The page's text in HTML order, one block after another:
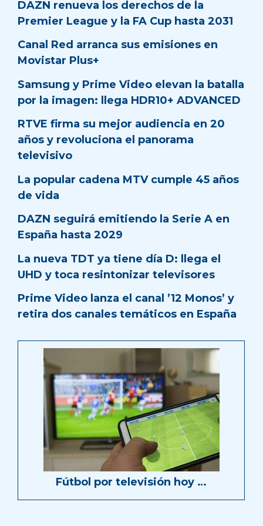
DAZN renueva los derechos de la
Premier League y la FA Cup hasta 2031
Canal Red arranca sus emisiones en
Movistar Plus+
Samsung y Prime Video elevan la batalla
por la imagen: llega HDR10+ ADVANCED
RTVE firma su mejor audiencia en 20
años y revoluciona el panorama
televisivo
La popular cadena MTV cumple 45 años
de vida
DAZN seguirá emitiendo la Serie A en
España hasta 2029
La nueva TDT ya tiene día D: llega el
UHD y toca resintonizar televisores
Prime Video lanza el canal ’12 Monos’ y
retira dos canales temáticos en España
Fútbol por televisión hoy …